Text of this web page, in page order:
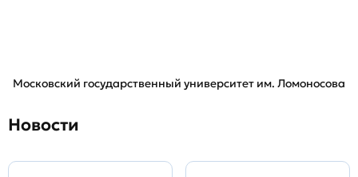
Московский государственный университет им. Ломоносова
Новости